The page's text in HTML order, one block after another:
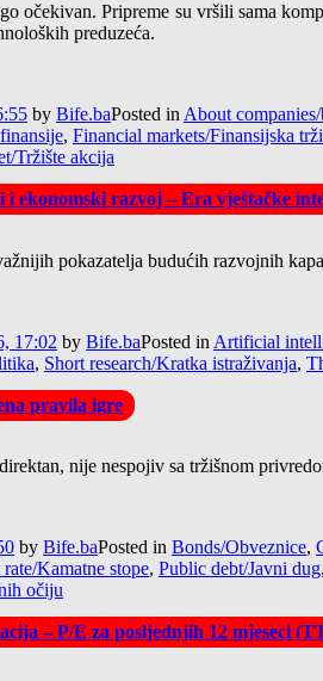
očekivan. Pripreme su vršili sama
preduzeća.
by Bife.baPosted in About
, Financial markets/Finansijska
Tržište akcija
ekonomski razvoj – Era vještačke
pokazatelja budućih razvojnih
17:02 by Bife.baPosted in Artificial
, Short research/Kratka istraživanja,
pravila igre
nije nespojiv sa tržišnom
by Bife.baPosted in Bonds/Obveznice,
rate/Kamatne stope, Public debt/Javni dug,
očiju
– P/E za posljednjih 12 mjeseci